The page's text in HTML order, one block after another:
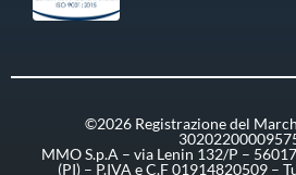
©2026 Registrazione del
MMO S.p.A – via Lenin 132/P –
(PI) – P.IVA e C.F 01914820509 –